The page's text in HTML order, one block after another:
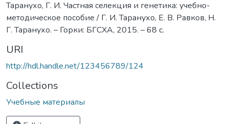
Таранухо, Г. И. Частная селекция и генетика: учебно-
методическое пособие / Г. И. Таранухо, Е. В. Равков, Н.
Г. Таранухо. – Горки: БГСХА, 2015. – 68 с.
URI
http://hdl.handle.net/123456789/124
Collections
Учебные материалы